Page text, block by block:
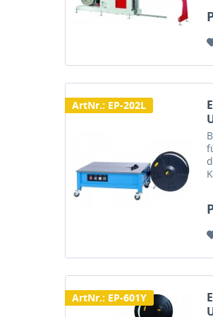
ArtNr.: EP-202L
ArtNr.: EP-601Y